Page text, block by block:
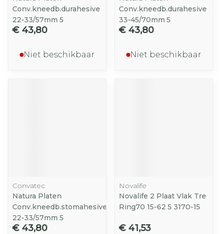
Conv.kneedb.durahesive
22-33/57mm 5
€ 43,80
Niet beschikbaar
Conv.kneedb.durahesive
33-45/70mm 5
€ 43,80
Niet beschikbaar
Convatec
Natura Platen
Conv.kneedb.stomahesive
22-33/57mm 5
€ 43,80
Novalife
Novalife 2 Plaat Vlak Tre
Ring70 15-62 5 3170-15
€ 41,53